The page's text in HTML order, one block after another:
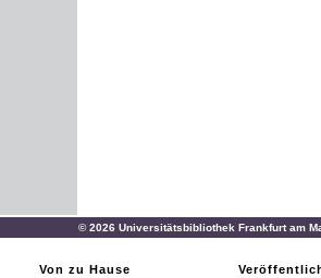
© 2026 Universitätsbibliothek Frankfurt am
Von zu Hause